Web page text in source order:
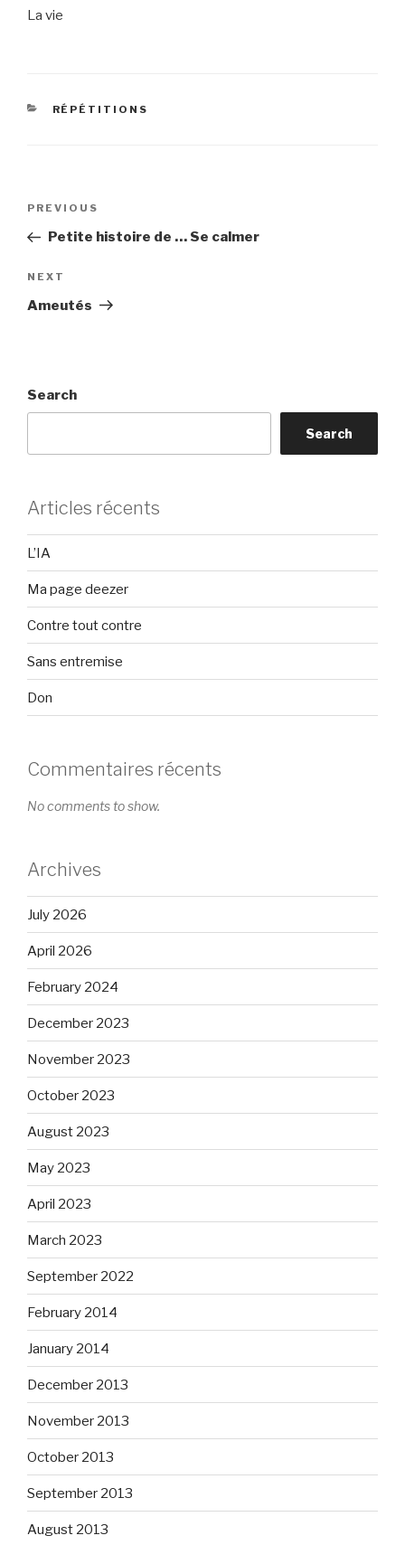
La vie
CATEGORIES
RÉPÉTITIONS
Previous
Post
PREVIOUS
Petite histoire de … Se calmer
Next
Post
NEXT
Ameutés
Search
Search
Articles récents
L’IA
Ma page deezer
Contre tout contre
Sans entremise
Don
Commentaires récents
No comments to show.
Archives
July 2026
April 2026
February 2024
December 2023
November 2023
October 2023
August 2023
May 2023
April 2023
March 2023
September 2022
February 2014
January 2014
December 2013
November 2013
October 2013
September 2013
August 2013